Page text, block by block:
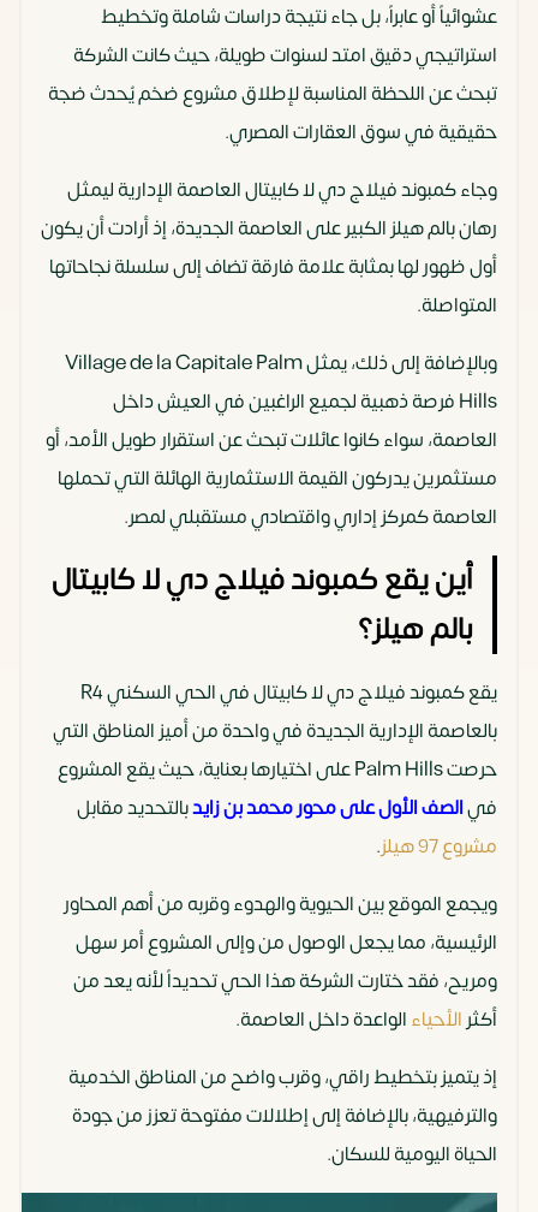
عشوائياً أو عابراً، بل جاء نتيجة دراسات شاملة وتخطيط
استراتيجي دقيق امتد لسنوات طويلة، حيث كانت الشركة
تبحث عن اللحظة المناسبة لإطلاق مشروع ضخم يُحدث ضجة
حقيقية في سوق العقارات المصري.
وجاء كمبوند فيلاج دي لا كابيتال العاصمة الإدارية ليمثل
رهان بالم هيلز الكبير على العاصمة الجديدة، إذ أرادت أن يكون
أول ظهور لها بمثابة علامة فارقة تضاف إلى سلسلة نجاحاتها
المتواصلة.
وبالإضافة إلى ذلك، يمثل Village de la Capitale Palm
Hills فرصة ذهبية لجميع الراغبين في العيش داخل
العاصمة، سواء كانوا عائلات تبحث عن استقرار طويل الأمد، أو
مستثمرين يدركون القيمة الاستثمارية الهائلة التي تحملها
العاصمة كمركز إداري واقتصادي مستقبلي لمصر.
أين يقع كمبوند فيلاج دي لا كابيتال
بالم هيلز؟
يقع كمبوند فيلاج دي لا كابيتال في الحي السكني R4
بالعاصمة الإدارية الجديدة في واحدة من أميز المناطق التي
حرصت Palm Hills على اختيارها بعناية، حيث يقع المشروع
فيالصف الأول على محور محمد بن زايدبالتحديد مقابل
مشروع 97 هيلز
.
ويجمع الموقع بين الحيوية والهدوء وقربه من أهم المحاور
الرئيسية، مما يجعل الوصول من وإلى المشروع أمر سهل
ومريح، فقد ختارت الشركة هذا الحي تحديداً لأنه يعد من
أكثرالأحياءالواعدة داخل العاصمة.
إذ يتميز بتخطيط راقي، وقرب واضح من المناطق الخدمية
والترفيهية، بالإضافة إلى إطلالات مفتوحة تعزز من جودة
الحياة اليومية للسكان.